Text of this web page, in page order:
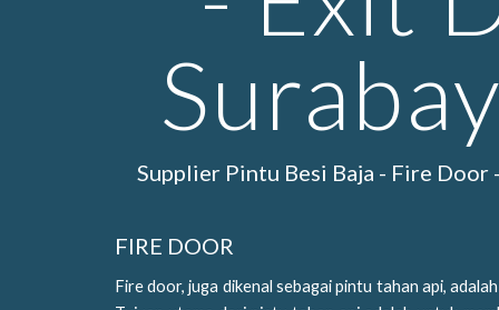
Supplier Pintu Besi Baja - Fire
FIRE DOOR
Fire door, juga dikenal sebagai pintu tahan api,